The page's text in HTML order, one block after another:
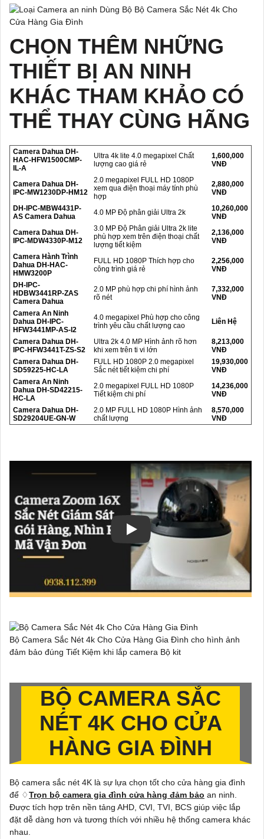
CHỌN THÊM NHỮNG
THIẾT BỊ AN NINH
KHÁC THAM KHẢO CÓ
THỂ THAY CÙNG HÃNG
Camera Dahua DH-
HAC-HFW1500CMP-
IL-A
Ultra 4k lite 4.0 megapixel Chất
lượng cao giá rẻ
1,600,000
VNĐ
Camera Dahua DH-
IPC-MW1230DP-HM12
2.0 megapixel FULL HD 1080P
xem qua điện thoại máy tính phù
hợp
2,880,000
VNĐ
DH-IPC-MBW4431P-
AS Camera Dahua
4.0 MP Độ phân giải Ultra 2k
10,260,000
VNĐ
Camera Dahua DH-
IPC-MDW4330P-M12
3.0 MP Độ Phân giải Ultra 2k lite
phù hợp xem trên điện thoại chất
lượng tiết kiệm
2,136,000
VNĐ
Camera Hành Trình
Dahua DH-HAC-
HMW3200P
FULL HD 1080P Thích hợp cho
công trình giá rẻ
2,256,000
VNĐ
DH-IPC-
HDBW3441RP-ZAS
Camera Dahua
2.0 MP phù hợp chi phí hình ảnh
rõ nét
7,332,000
VNĐ
Camera An Ninh
Dahua DH-IPC-
HFW3441MP-AS-I2
4.0 megapixel Phù hợp cho công
trình yêu cầu chất lượng cao
Liên Hệ
Camera Dahua DH-
IPC-HFW3441T-ZS-S2
Ultra 2k 4.0 MP Hình ảnh rõ hơn
khi xem trên ti vi lớn
8,213,000
VNĐ
Camera Dahua DH-
SD59225-HC-LA
FULL HD 1080P 2.0 megapixel
Sắc nét tiết kiệm chi phí
19,930,000
VNĐ
Camera An Ninh
Dahua DH-SD42215-
HC-LA
2.0 megapixel FULL HD 1080P
Tiết kiệm chi phí
14,236,000
VNĐ
Camera Dahua DH-
SD29204UE-GN-W
2.0 MP FULL HD 1080P Hình ảnh
chất lượng
8,570,000
VNĐ
Bộ Camera Sắc Nét 4k Cho Cửa Hàng Gia Đình cho hình ảnh
đảm bảo đúng Tiết Kiệm khi lắp camera Bộ kit
BỘ CAMERA SẮC
NÉT 4K CHO CỬA
HÀNG GIA ĐÌNH
Bộ camera sắc nét 4K là sự lựa chọn tốt cho cửa hàng gia đình
để ♢Trọn bộ camera gia đình cửa hàng đảm bảo an ninh.
Được tích hợp trên nền tảng AHD, CVI, TVI, BCS giúp việc lắp
đặt dễ dàng hơn và tương thích với nhiều hệ thống camera khác
nhau.